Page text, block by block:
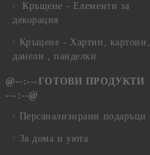
Кръщене - Елементи за
декорация
Кръщене - Хартии, картони,
данели , панделки
@--:---ГОТОВИ ПРОДУКТИ
---:--@
Персанализирани подаръци
За дома и уюта